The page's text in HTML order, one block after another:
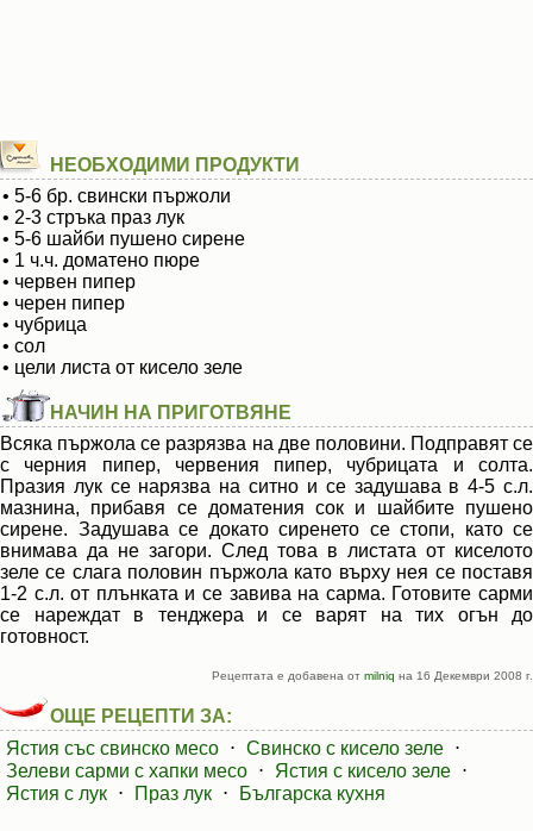
НЕОБХОДИМИ ПРОДУКТИ
• 5-6 бр. свински пържоли
• 2-3 стръка праз лук
• 5-6 шайби пушено сирене
• 1 ч.ч. доматено пюре
• червен пипер
• черен пипер
• чубрица
• сол
• цели листа от кисело зеле
НАЧИН НА ПРИГОТВЯНЕ
Всяка пържола се разрязва на две половини. Подправят се
с черния пипер, червения пипер, чубрицата и солта.
Празия лук се нарязва на ситно и се задушава в 4-5 с.л.
мазнина, прибавя се доматения сок и шайбите пушено
сирене. Задушава се докато сиренето се стопи, като се
внимава да не загори. След това в листата от киселото
зеле се слага половин пържола като върху нея се поставя
1-2 с.л. от плънката и се завива на сарма. Готовите сарми
се нареждат в тенджера и се варят на тих огън до
готовност.
Рецептата е добавена от milniq на 16 Декември 2008 г.
ОЩЕ РЕЦЕПТИ ЗА:
Ястия със свинско месо ⋅ Свинско с кисело зеле ⋅
Зелеви сарми с хапки месо ⋅ Ястия с кисело зеле ⋅
Ястия с лук ⋅ Праз лук ⋅ Българска кухня